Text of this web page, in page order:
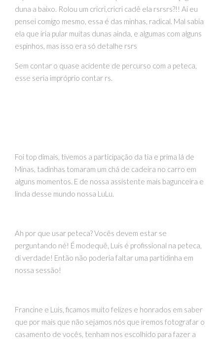
duna a baixo. Rolou um cricri,cricri cadê ela rsrsrs?!! Ai eu
pensei comigo mesmo, essa é das minhas, radical. Mal sabia
ela que iria pular muitas dunas ainda, e algumas com alguns
espinhos, mas isso era só detalhe rsrs
Sem contar o quase acidente de percurso com a peteca,
esse seria impróprio contar rs.
Foi top dimais, tivemos a participação da tia e prima lá de
Minas, tadinhas tomaram um chá de cadeira no carro em
alguns momentos. E de nossa assistente mais bagunceira e
linda desse mundo nossa LuLu.
Ah por que usar peteca? Vocês devem estar se
perguntando né! É modequê, Luis é profissional na peteca,
di verdade! Então não poderia faltar uma partidinha em
nossa sessão!
Francine e Luis, ficamos muito felizes e honrados em saber
que por mais que não sejamos nós que iremos fotografar o
casamento de vocês, tenham nos escolhido para fazer a